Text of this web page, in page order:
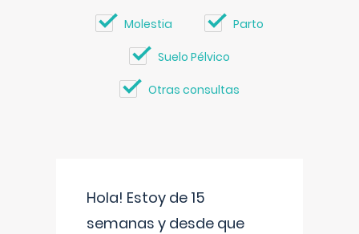
Molestia Parto
Suelo Pélvico
Otras consultas
Hola! Estoy de 15
semanas y desde que